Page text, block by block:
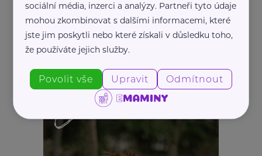
REKLAMA
sociální média, inzerci a analýzy. Partneři tyto údaje
mohou zkombinovat s dalšími informacemi, které
jste jim poskytli nebo které získali v důsledku toho,
že používáte jejich služby.
Povolit vše Upravit Odmítnout